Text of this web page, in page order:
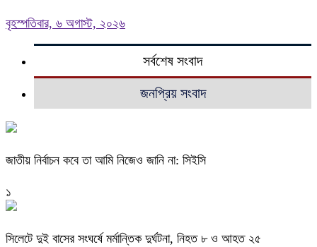
বৃহস্পতিবার, ৬ অগাস্ট, ২০২৬
সর্বশেষ সংবাদ
জনপ্রিয় সংবাদ
জাতীয় নির্বাচন কবে তা আমি নিজেও জানি না: সিইসি
১
সিলেটে দুই বাসের সংঘর্ষে মর্মান্তিক দুর্ঘটনা, নিহত ৮ ও আহত ২৫